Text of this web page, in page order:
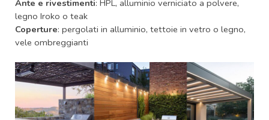
Ante e rivestimenti: HPL, alluminio verniciato a polvere,
legno Iroko o teak
Coperture: pergolati in alluminio, tettoie in vetro o legno,
vele ombreggianti